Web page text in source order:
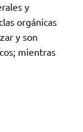
y
orgánicas
y son
mientras